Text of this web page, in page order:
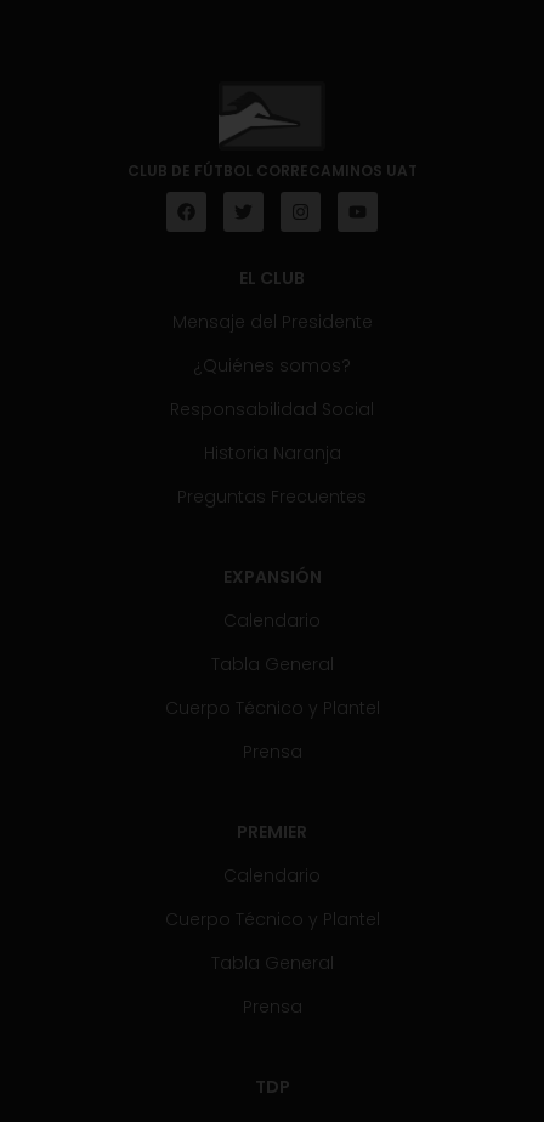
CLUB DE FÚTBOL CORRECAMINOS UAT
EL CLUB
Mensaje del Presidente
¿Quiénes somos?
Responsabilidad Social
Historia Naranja
Preguntas Frecuentes
EXPANSIÓN
Calendario
Tabla General
Cuerpo Técnico y Plantel
Prensa
PREMIER
Calendario
Cuerpo Técnico y Plantel
Tabla General
Prensa
TDP